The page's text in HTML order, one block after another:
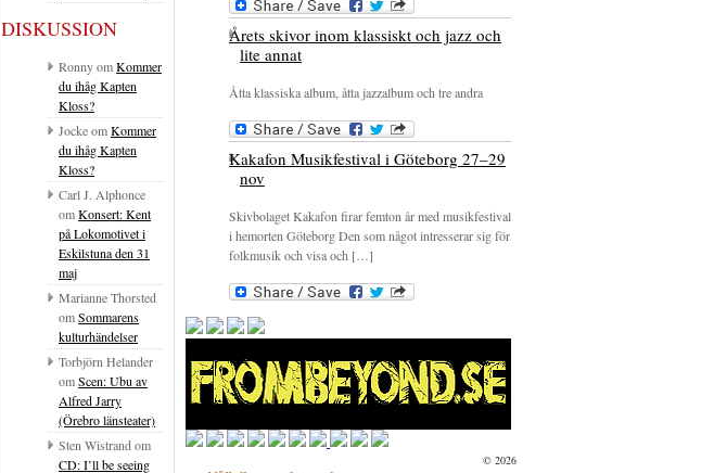
DISKUSSION
RonnyomKommer
du ihåg Kapten
Kloss?
JockeomKommer
du ihåg Kapten
Kloss?
Carl J. Alphonce
omKonsert: Kent
på Lokomotivet i
Eskilstuna den 31
maj
Marianne Thorsted
omSommarens
kulturhändelser
Torbjörn Helander
omScen: Ubu av
Alfred Jarry
(Örebro länsteater)
Sten Wistrand om
CD: I’ll be seeing
Årets skivor inom klassiskt och jazz och
lite annat
Åtta klassiska album, åtta jazzalbum och tre andra
Kakafon Musikfestival i Göteborg 27–29
nov
Skivbolaget Kakafon firar femton år med musikfestival
i hemorten Göteborg Den som något intresserar sig för
folkmusik och visa och […]
© 2026